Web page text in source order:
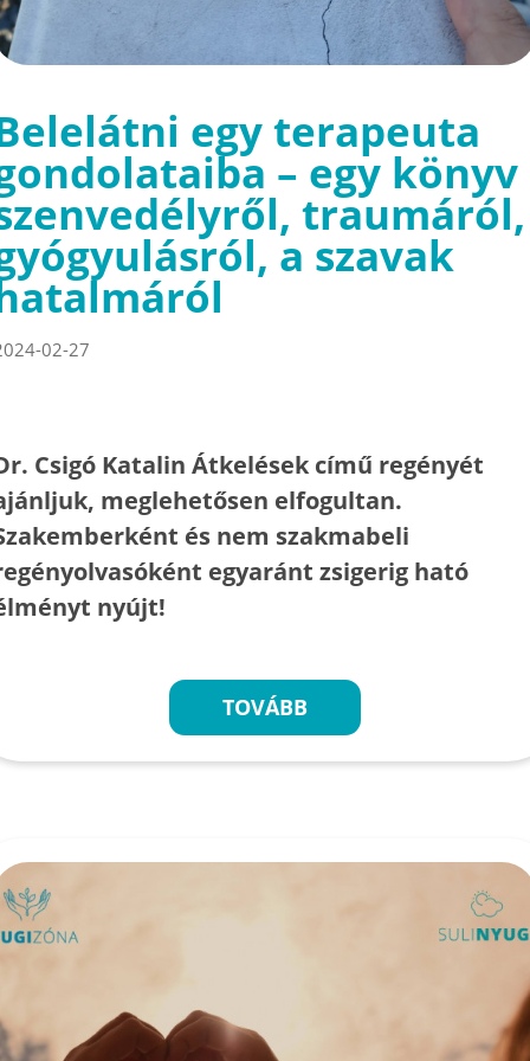
egy terapeuta
– egy könyv
traumáról,
a szavak
02-27
Csigó Katalin Átkelések című regényét
meglehetősen elfogultan.
és nem szakmabeli
egyaránt zsigerig ható
nyújt!
TOVÁBB